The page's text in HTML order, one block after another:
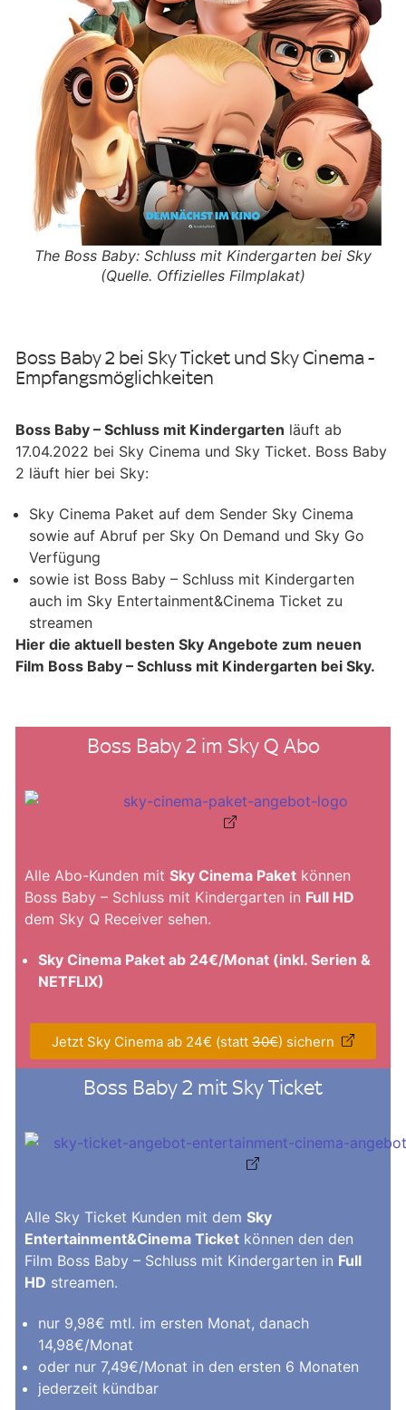
The Boss Baby: Schluss mit Kindergarten bei Sky
(Quelle. Offizielles Filmplakat)
Boss Baby 2 bei Sky Ticket und Sky Cinema -
Empfangsmöglichkeiten
Boss Baby – Schluss mit Kindergarten läuft ab
17.04.2022 bei Sky Cinema und Sky Ticket. Boss Baby
2 läuft hier bei Sky:
Sky Cinema Paket auf dem Sender Sky Cinema
sowie auf Abruf per Sky On Demand und Sky Go
Verfügung
sowie ist Boss Baby – Schluss mit Kindergarten
auch im Sky Entertainment&Cinema Ticket zu
streamen
Hier die aktuell besten Sky Angebote zum neuen
Film Boss Baby – Schluss mit Kindergarten bei Sky.
Boss Baby 2 im Sky Q Abo
Alle Abo-Kunden mit Sky Cinema Paket können
Boss Baby – Schluss mit Kindergarten in Full HD
dem Sky Q Receiver sehen.
Sky Cinema Paket ab 24€/Monat (inkl. Serien &
NETFLIX)
Jetzt Sky Cinema ab 24€ (statt 30€) sichern
Boss Baby 2 mit Sky Ticket
Alle Sky Ticket Kunden mit dem Sky
Entertainment&Cinema Ticket können den den
Film Boss Baby – Schluss mit Kindergarten in Full
HD streamen.
nur 9,98€ mtl. im ersten Monat, danach
14,98€/Monat
oder nur 7,49€/Monat in den ersten 6 Monaten
jederzeit kündbar